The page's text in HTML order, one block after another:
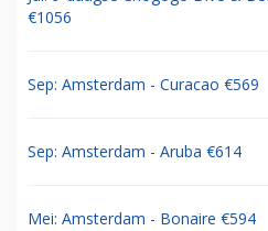
€1056
Sep: Amsterdam - Curacao €569
Sep: Amsterdam - Aruba €614
Mei: Amsterdam - Bonaire €594